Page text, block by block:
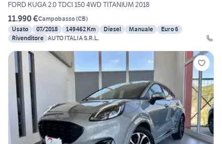
FORD KUGA 2.0 TDCI 150 4WD TITANIUM 2018
11.990 €Campobasso(CB)
Usato
07/2018 149462 Km Diesel Manuale
Euro 6
Rivenditore AUTO ITALIA S.R.L.